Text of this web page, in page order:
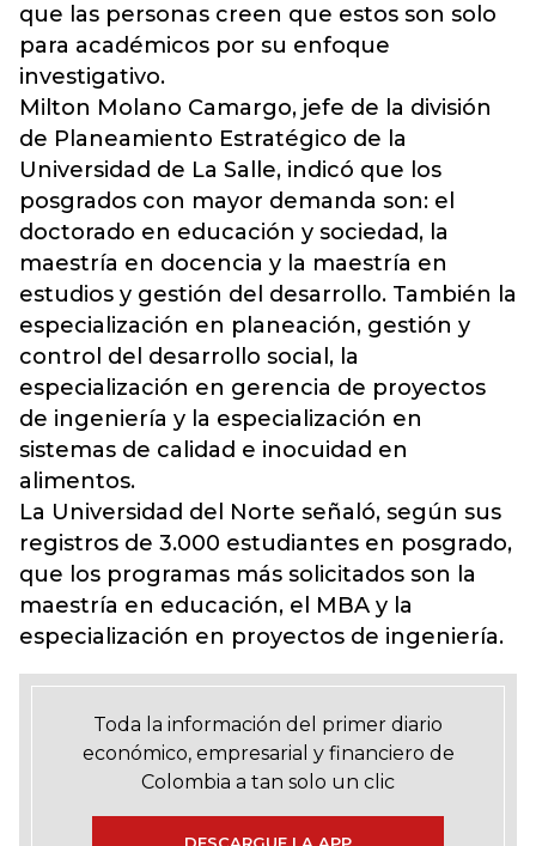
que las personas creen que estos son solo
para académicos por su enfoque
investigativo.
Milton Molano Camargo, jefe de la división
de Planeamiento Estratégico de la
Universidad de La Salle, indicó que los
posgrados con mayor demanda son: el
doctorado en educación y sociedad, la
maestría en docencia y la maestría en
estudios y gestión del desarrollo. También la
especialización en planeación, gestión y
control del desarrollo social, la
especialización en gerencia de proyectos
de ingeniería y la especialización en
sistemas de calidad e inocuidad en
alimentos.
La Universidad del Norte señaló, según sus
registros de 3.000 estudiantes en posgrado,
que los programas más solicitados son la
maestría en educación, el MBA y la
especialización en proyectos de ingeniería.
Toda la información del primer diario
económico, empresarial y financiero de
Colombia a tan solo un clic